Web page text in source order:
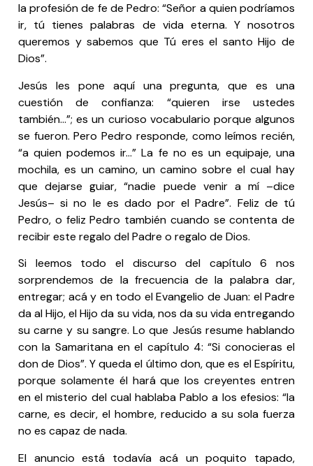
la profesión de fe de Pedro: “Señor a quien podríamos
ir, tú tienes palabras de vida eterna. Y nosotros
queremos y sabemos que Tú eres el santo Hijo de
Dios”.
Jesús les pone aquí una pregunta, que es una
cuestión de confianza: “quieren irse ustedes
también…”; es un curioso vocabulario porque algunos
se fueron. Pero Pedro responde, como leímos recién,
“a quien podemos ir…” La fe no es un equipaje, una
mochila, es un camino, un camino sobre el cual hay
que dejarse guiar, “nadie puede venir a mí –dice
Jesús– si no le es dado por el Padre”. Feliz de tú
Pedro, o feliz Pedro también cuando se contenta de
recibir este regalo del Padre o regalo de Dios.
Si leemos todo el discurso del capítulo 6 nos
sorprendemos de la frecuencia de la palabra dar,
entregar; acá y en todo el Evangelio de Juan: el Padre
da al Hijo, el Hijo da su vida, nos da su vida entregando
su carne y su sangre. Lo que Jesús resume hablando
con la Samaritana en el capítulo 4: “Si conocieras el
don de Dios”. Y queda el último don, que es el Espíritu,
porque solamente él hará que los creyentes entren
en el misterio del cual hablaba Pablo a los efesios: “la
carne, es decir, el hombre, reducido a su sola fuerza
no es capaz de nada.
El anuncio está todavía acá un poquito tapado,